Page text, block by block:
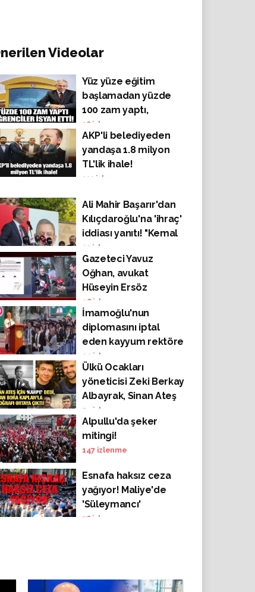
Videolar
Yüz yüze eğitim
başlamadan yüzde
100 zam yaptı,
öğrenciler isyan etti!
56 izlenme
AKP'li belediyeden
yandaşa 1.8 milyon
TL'lik ihale!
111 izlenme
Ali Mahir Başarır'dan
Kılıçdaroğlu'na 'ihraç'
iddiası yanıtı! "Kemal
Bey, Çubuk'ta sana
yumruk atan inek
hırsızı Osman'ı
affettin de beni mi
affedemiyorsun?"
23 izlenme
Gazeteci Yavuz
Oğhan, avukat
Hüseyin Ersöz
konuştuğu sırada
serbest bırakıldı
28izlenme
İmamoğlu'nun
diplomasını iptal
eden kayyum rektöre
öğrenciler sırtını
döndü
22 izlenme
Ülkü Ocakları
yöneticisi Zeki Berkay
Albayrak, Sinan Ateş
için 'kahpe' dedi,
Ayhan Bora Kaplan'la
fotoğrafı ortaya çıktı!
54 izlenme
Alpullu'da şeker
mitingi!
147 izlenme
Esnafa haksız ceza
yağıyor! Maliye'de
'Süleymancı'
yapılanması iddiası!
76 izlenme